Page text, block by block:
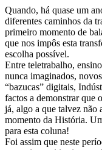
Quando, há quase um
diferentes caminhos da
primeiro momento de
que nos impôs esta
escolha possível.
Entre teletrabalho,
nunca imaginados,
“bazucas” digitais,
factos a demonstrar que
já, algo a que talvez não
momento da História.
para esta coluna!
Foi assim que neste